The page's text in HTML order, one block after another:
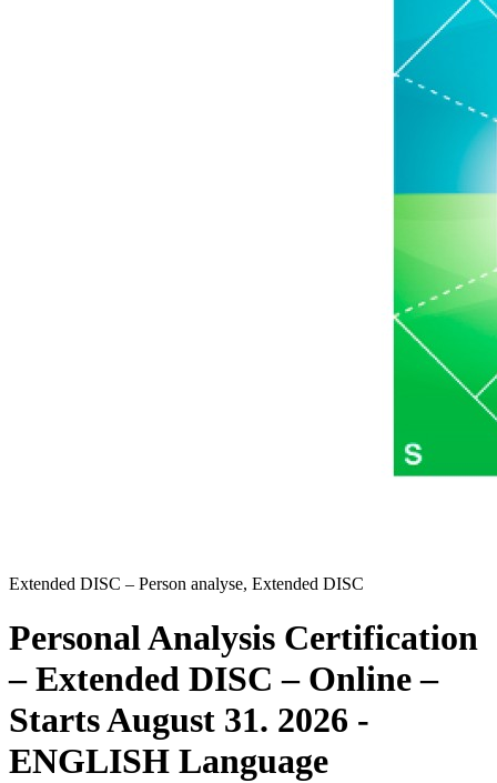
Extended DISC – Person analyse, Extended DISC
Personal Analysis Certification
– Extended DISC – Online –
Starts August 31. 2026 -
ENGLISH Language